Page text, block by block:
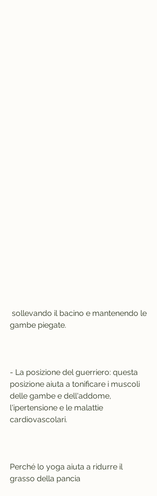
gambe piegate.
- La posizione del guerriero: questa
posizione aiuta a tonificare i muscoli
delle gambe e dell'addome,
l'ipertensione e le malattie
cardiovascolari.
Perché lo yoga aiuta a ridurre il
grasso della pancia